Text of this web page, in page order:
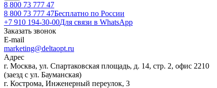
8 800 73 777 47
8 800 73 777 47Бесплатно по России
+7 910 194-30-00Для связи в WhatsApp
Заказать звонок
E-mail
marketing@deltaopt.ru
Адрес
г. Москва, ул. Спартаковская площадь, д. 14, стр. 2, офис 2210
(заезд с ул. Бауманская)
г. Кострома, Инженерный переулок, 3